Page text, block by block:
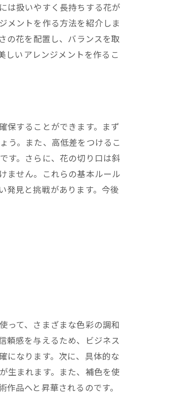
は扱いやすく長持ちする花が
メントを作る方法を紹介しま
の花を配置し、バランスを取
しいアレンジメントを作るこ
保することができます。まず
う。また、高低差をつけるこ
す。さらに、花の切り口は斜
ません。これらの基本ルール
発見と挑戦があります。今後
って、さまざまな色彩の調和
頼感を与えるため、ビジネス
になります。次に、具体的な
生まれます。また、補色を使
品へと昇華されるのです。